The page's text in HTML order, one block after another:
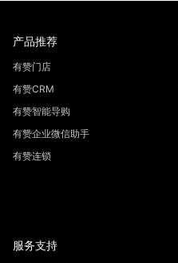
产品推荐
有赞门店
有赞CRM
有赞智能导购
有赞企业微信助手
有赞连锁
服务支持